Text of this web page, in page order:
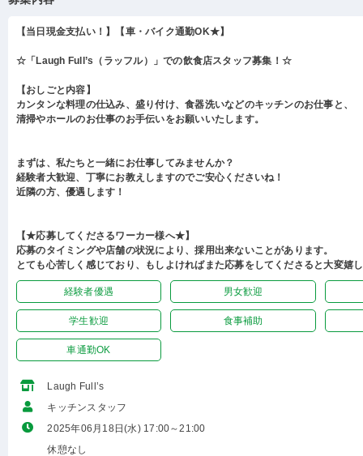
【当日現金支払い！】【車・バイク通勤OK★】
☆「Laugh Full’s（ラッフル）」での飲食店スタッフ募集！☆
【おしごと内容】
カンタンな料理の仕込み、盛り付け、食器洗いなどのキッチンのお仕事と、
清掃やホールのお仕事のお手伝いをお願いいたします。
まずは、私たちと一緒にお仕事してみませんか？
経験者大歓迎、丁寧にお教えしますのでご安心くださいね！
近隣の方、優遇します！
【★応募してくださるワーカー様へ★】
応募のタイミングや店舗の状況により、採用出来ないことがあります。
とても心苦しく感じており、もしよければまた応募をしてくださると大変嬉
経験者優遇 男女歓迎
学生歓迎 食事補助
車通勤OK
Laugh Full’s
キッチンスタッフ
2025年06月18日(水) 17:00～21:00
休憩なし